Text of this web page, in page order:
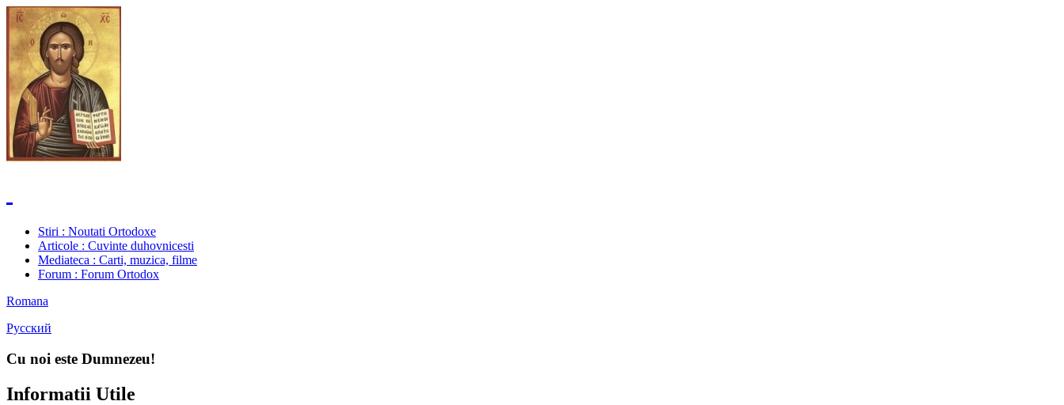
Stiri : Noutati Ortodoxe
Articole : Cuvinte duhovnicesti
Mediateca : Carti, muzica, filme
Forum : Forum Ortodox
Romana
Русский
Cu noi este Dumnezeu!
Informatii Utile